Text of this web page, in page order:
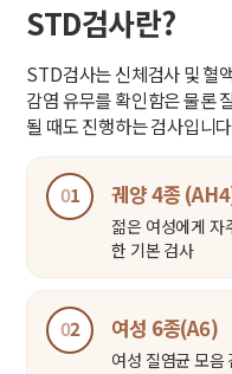
STD검사란?
STD검사는 신체검사 및 혈
감염 유무를 확인함은 물론
될 때도 진행하는 검사입니
01 궤양 4종
젊은 여성에게 자
한 기본 검사
02 여성 6종(A6)
여성 질염균 모음